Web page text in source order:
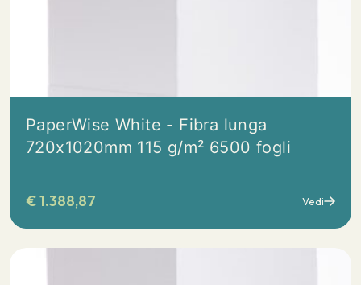
PaperWise White - Fibra lunga
720x1020mm 115 g/m² 6500 fogli
€1.388,87 Vedi